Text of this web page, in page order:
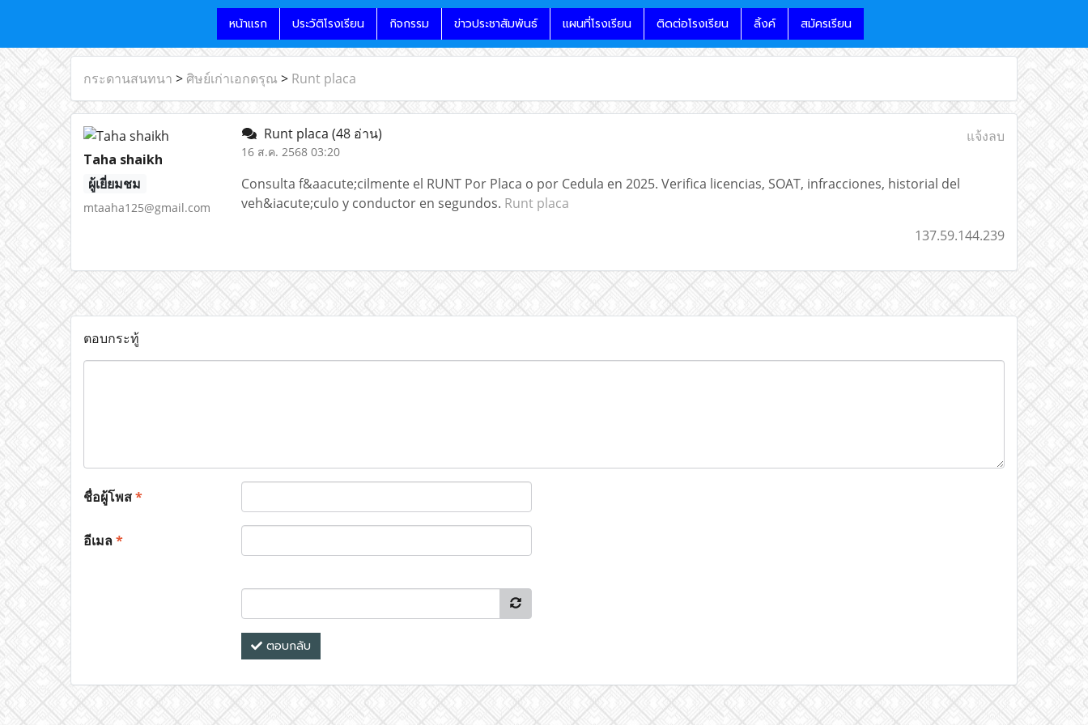
หน้าแรก ประวัติโรงเรียน กิจกรรม ข่าวประชาสัมพันธ์ แผนที่โรงเรียน ติดต่อโรงเรียน ลิ้งค์ สมัครเรียน
กระดานสนทนา > ศิษย์เก่าเอกดรุณ > Runt placa
Taha shaikh
ผู้เยี่ยมชม
mtaaha125@gmail.com
Runt placa (48 อ่าน)
16 ส.ค. 2568 03:20
แจ้งลบ
Consulta f&aacute;cilmente el RUNT Por Placa o por Cedula en 2025. Verifica licencias, SOAT, infracciones, historial del
veh&iacute;culo y conductor en segundos. Runt placa
137.59.144.239
ตอบกระทู้
ชื่อผู้โพส*
อีเมล*
ตอบกลับ